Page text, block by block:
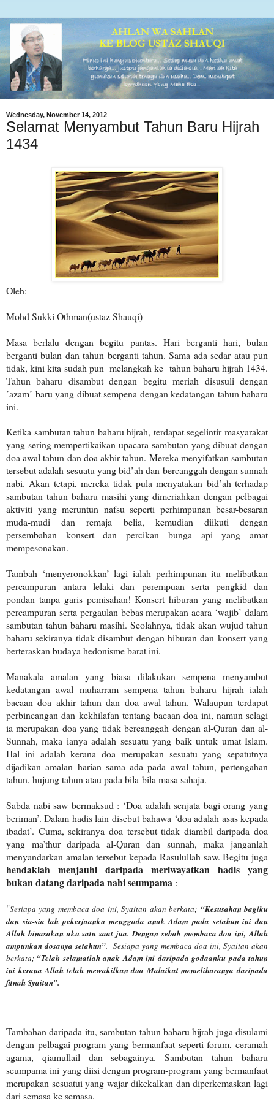
Wednesday, November 14, 2012
Selamat Menyambut Tahun Baru Hijrah
1434
Oleh:
Mohd Sukki Othman(ustaz Shauqi)
Masa berlalu dengan begitu pantas. Hari berganti hari, bulan
berganti bulan dan tahun berganti tahun. Sama ada sedar atau pun
tidak, kini kita sudah pun melangkah ke tahun baharu hijrah 1434.
Tahun baharu disambut dengan begitu meriah disusuli dengan
’azam’ baru yang dibuat sempena dengan kedatangan tahun baharu
ini.
Ketika sambutan tahun baharu hijrah, terdapat segelintir masyarakat
yang sering mempertikaikan upacara sambutan yang dibuat dengan
doa awal tahun dan doa akhir tahun. Mereka menyifatkan sambutan
tersebut adalah sesuatu yang bid’ah dan bercanggah dengan sunnah
nabi. Akan tetapi, mereka tidak pula menyatakan bid’ah terhadap
sambutan tahun baharu masihi yang dimeriahkan dengan pelbagai
aktiviti yang meruntun nafsu seperti perhimpunan besar-besaran
muda-mudi dan remaja belia, kemudian diikuti dengan
persembahan konsert dan percikan bunga api yang amat
mempesonakan.
Tambah ‘menyeronokkan’ lagi ialah perhimpunan itu melibatkan
percampuran antara lelaki dan perempuan serta pengkid dan
pondan tanpa garis pemisahan! Konsert hiburan yang melibatkan
percampuran serta pergaulan bebas merupakan acara ‘wajib’ dalam
sambutan tahun baharu masihi. Seolahnya, tidak akan wujud tahun
baharu sekiranya tidak disambut dengan hiburan dan konsert yang
berteraskan budaya hedonisme barat ini.
Manakala amalan yang biasa dilakukan sempena menyambut
kedatangan awal muharram sempena tahun baharu hijrah ialah
bacaan doa akhir tahun dan doa awal tahun. Walaupun terdapat
perbincangan dan kekhilafan tentang bacaan doa ini, namun selagi
ia merupakan doa yang tidak bercanggah dengan al-Quran dan al-
Sunnah, maka ianya adalah sesuatu yang baik untuk umat Islam.
Hal ini adalah kerana doa merupakan sesuatu yang sepatutnya
dijadikan amalan harian sama ada pada awal tahun, pertengahan
tahun, hujung tahun atau pada bila-bila masa sahaja.
Sabda nabi saw bermaksud : ‘Doa adalah senjata bagi orang yang
beriman’. Dalam hadis lain disebut bahawa ‘doa adalah asas kepada
ibadat’. Cuma, sekiranya doa tersebut tidak diambil daripada doa
yang ma’thur daripada al-Quran dan sunnah, maka janganlah
menyandarkan amalan tersebut kepada Rasulullah saw. Begitu juga
hendaklah menjauhi daripada meriwayatkan hadis yang
bukan datang daripada nabi seumpama :
"Sesiapa yang membaca doa ini, Syaitan akan berkata; “Kesusahan bagiku
dan sia-sia lah pekerjaanku menggoda anak Adam pada setahun ini dan
Allah binasakan aku satu saat jua. Dengan sebab membaca doa ini, Allah
ampunkan dosanya setahun”. Sesiapa yang membaca doa ini, Syaitan akan
berkata;“Telah selamatlah anak Adam ini daripada godaanku pada tahun
ini kerana Allah telah mewakilkan dua Malaikat memeliharanya daripada
fitnah Syaitan”.
Tambahan daripada itu, sambutan tahun baharu hijrah juga disulami
dengan pelbagai program yang bermanfaat seperti forum, ceramah
agama, qiamullail dan sebagainya. Sambutan tahun baharu
seumpama ini yang diisi dengan program-program yang bermanfaat
merupakan sesuatui yang wajar dikekalkan dan diperkemaskan lagi
dari semasa ke semasa.